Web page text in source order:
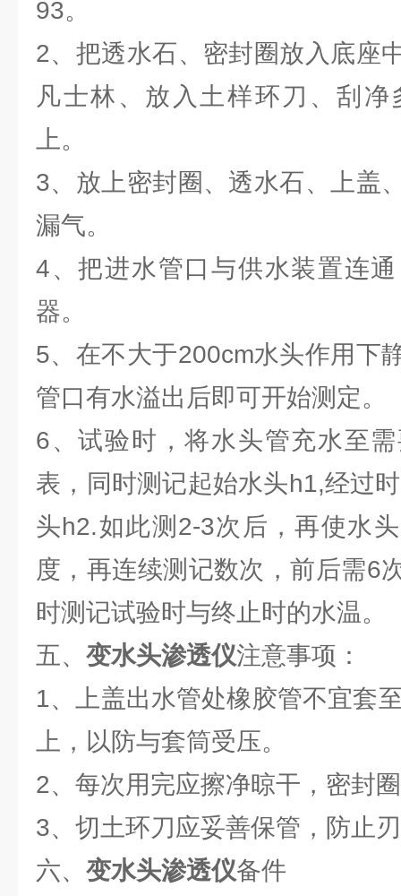
93。
2、把透水石、密封圈放入底座
凡士林、放入土样环刀、刮
上。
3、放上密封圈、透水石、上盖
漏气。
4、把进水管口与供水装置连
器。
5、在不大于200cm水头作用下
管口有水溢出后即可开始测定。
6、试验时，将水头管充水至
表，同时测记起始水头h1,经过
头h2.如此测2-3次后，再使水
度，再连续测记数次，前后需6
时测记试验时与终止时的水温。
五、 变水头渗透仪注意事项：
1、上盖出水管处橡胶管不宜套
上，以防与套筒受压。
2、每次用完应擦净晾干，密封
3、切土环刀应妥善保管，防止
六、 变水头渗透仪备件